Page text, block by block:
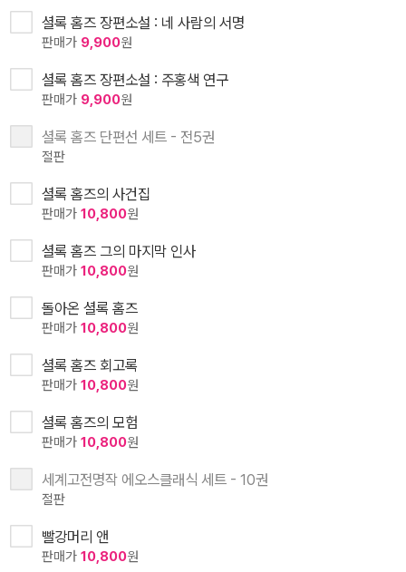
셜록 홈즈 장편소설 : 네 사람의 서명
판매가 9,900원
셜록 홈즈 장편소설 : 주홍색 연구
판매가 9,900원
셜록 홈즈 단편선 세트 - 전5권
절판
셜록 홈즈의 사건집
판매가 10,800원
셜록 홈즈 그의 마지막 인사
판매가 10,800원
돌아온 셜록 홈즈
판매가 10,800원
셜록 홈즈 회고록
판매가 10,800원
셜록 홈즈의 모험
판매가 10,800원
세계고전명작 에오스클래식 세트 - 10권
절판
빨강머리 앤
판매가 10,800원